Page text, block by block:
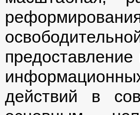
действий в